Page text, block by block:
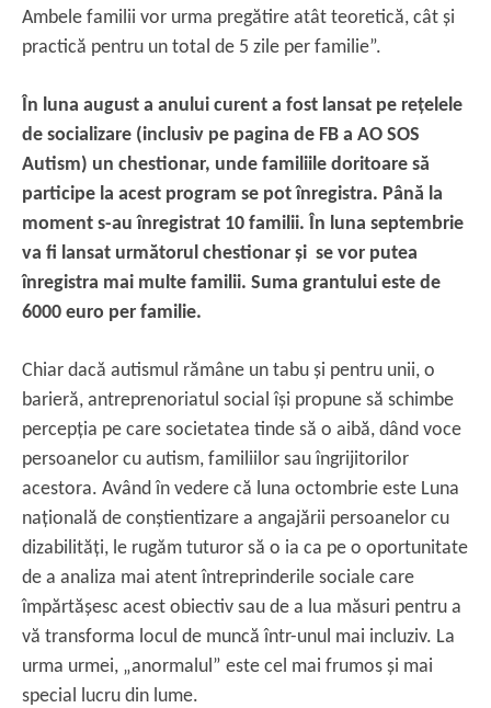
Ambele familii vor urma pregătire atât teoretică, cât și
practică pentru un total de 5 zile per familie”.
În luna august a anului curent a fost lansat pe rețelele
de socializare (inclusiv pe pagina de FB a AO SOS
Autism) un chestionar, unde familiile doritoare să
participe la acest program se pot înregistra. Până la
moment s-au înregistrat 10 familii. În luna septembrie
va fi lansat următorul chestionar și se vor putea
înregistra mai multe familii. Suma grantului este de
6000 euro per familie.
Chiar dacă autismul rămâne un tabu și pentru unii, o
barieră, antreprenoriatul social își propune să schimbe
percepția pe care societatea tinde să o aibă, dând voce
persoanelor cu autism, familiilor sau îngrijitorilor
acestora. Având în vedere că luna octombrie este Luna
națională de conștientizare a angajării persoanelor cu
dizabilități, le rugăm tuturor să o ia ca pe o oportunitate
de a analiza mai atent întreprinderile sociale care
împărtășesc acest obiectiv sau de a lua măsuri pentru a
vă transforma locul de muncă într-unul mai incluziv. La
urma urmei, „anormalul” este cel mai frumos și mai
special lucru din lume.